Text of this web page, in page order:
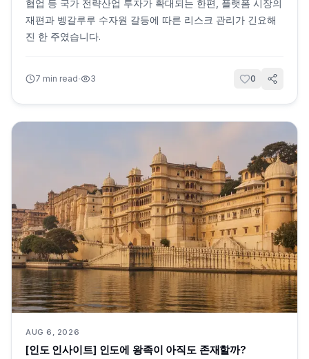
협업 등 국가 전략산업 투자가 확대되는 한편, 플랫폼 시장의
재편과 벵갈루루 수자원 갈등에 따른 리스크 관리가 긴요해
진 한 주였습니다.
7 min read· 3 0
AUG 6, 2026
[인도 인사이트] 인도에 왕족이 아직도 존재할까?